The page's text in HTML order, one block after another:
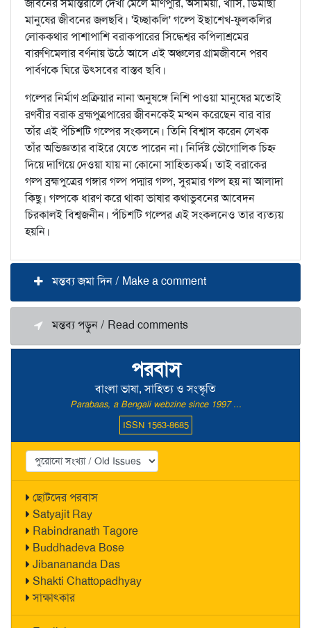
পরবাস
বাংলা ভাষা, সাহিত্য ও সংস্কৃতি
Parabaas, a Bengali webzine since 1997 ...
ISSN 1563-8685
ছোটদের পরবাস
Satyajit Ray
Rabindranath Tagore
Buddhadeva Bose
Jibanananda Das
Shakti Chattopadhyay
সাক্ষাৎকার
জীবনের সমান্তরালে দেখা মেলে মণিপুরি, অসমিয়া, খাসি, ডিমাছা
মানুষের জীবনের জলছবি। 'ইচ্ছাকলি' গল্পে ইছাশেখ-ফুলকলির
লোককথার পাশাপাশি বরাকপারের সিদ্ধেশ্বর কপিলাশ্রমের
বারুণিমেলার বর্ণনায় উঠে আসে এই অঞ্চলের গ্রামজীবনে পরব
পার্বণকে ঘিরে উৎসবের বাস্তব ছবি।
গল্পের নির্মাণ প্রক্রিয়ার নানা অনুষঙ্গে নিশি পাওয়া মানুষের মতোই
রণবীর বরাক ব্রহ্মপুত্রপারের জীবনকেই মন্থন করেছেন বার বার
তাঁর এই পঁচিশটি গল্পের সংকলনে। তিনি বিশ্বাস করেন লেখক
তাঁর অভিজ্ঞতার বাইরে যেতে পারেন না। নির্দিষ্ট ভৌগোলিক চিহ্ন
দিয়ে দাগিয়ে দেওয়া যায় না কোনো সাহিত্যকর্ম। তাই বরাকের
গল্প ব্রহ্মপুত্রের গঙ্গার গল্প পদ্মার গল্প, সুরমার গল্প হয় না আলাদা
কিছু। গল্পকে ধারণ করে থাকা ভাষার কথাভুবনের আবেদন
চিরকালই বিশ্বজনীন। পঁচিশটি গল্পের এই সংকলনেও তার ব্যত্যয়
হয়নি।
মন্তব্য জমা দিন / Make a comment
মন্তব্য পড়ুন / Read comments